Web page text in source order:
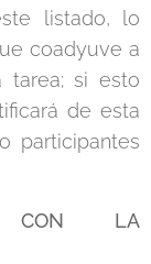
listado, lo
coadyuve a
tarea; si esto
de esta
participantes
CON LA